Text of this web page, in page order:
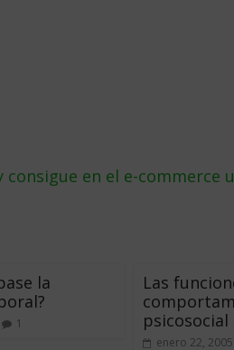
en el e-commerce
la
1
Las
enero 22, 2005